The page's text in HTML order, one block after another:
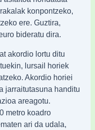
konpontzeko,
ere. Guztira,
bideratu dira.
akordio lortu ditu
lursail horiek
Akordio horiei
jarraitutasuna handitu
areagotu.
metro koadro
ari da udala,